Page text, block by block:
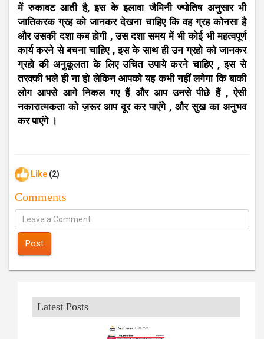
में रुकावट आती है, इस के इलावा जैमिनी ज्योतिष अनुसार भी
जातिकरक ग्रह को जानकर देखना चाहिए कि वह ग्रह कोनसा है
और उसकी दशा कब होगी , उस दशा समय में भी कोई भी महत्वपूर्ण
कार्य करने से बचना चाहिए , इस के साथ ही उन ग्रहो को जानकर
ग्रहो की अनुकूलता के लिए उचित उपाये करने चाहिए , इस से
तरक्की भले ही ना हो लेकिन आपको यह कभी नहीं लगेगा कि बाकी
लोग आपसे आगे निकल गए हैं और आप उनसे पीछे हैं , ऐसी
नकारात्मकता को ज़रूर आप दूर कर पाएंगे , और सुख का अनुभव
कर पाएंगे ।
Like (2)
Comments
Post
Latest Posts